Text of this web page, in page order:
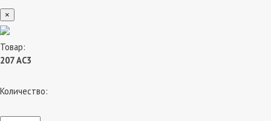
×
Товар:
207 АС3
Количество: